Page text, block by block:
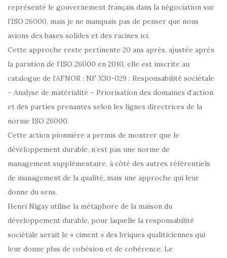
représenté le gouvernement français dans la négociation sur
l’ISO 26000, mais je ne manquais pas de penser que nous
avions des bases solides et des racines ici.
Cette approche reste pertinente 20 ans après, ajustée après
la parution de l’ISO 26000 en 2010, elle est inscrite au
catalogue de l’AFNOR : NF X30-029 : Responsabilité sociétale
– Analyse de matérialité – Priorisation des domaines d’action
et des parties prenantes selon les lignes directrices de la
norme ISO 26000.
Cette action pionnière a permis de montrer que le
développement durable, n’est pas une norme de
management supplémentaire, à côté des autres référentiels
de management de la qualité, mais une approche qui leur
donne du sens.
Henri Nigay utilise la métaphore de la maison du
développement durable, pour laquelle la responsabilité
sociétale serait le « ciment » des briques qualiticiennes qui
leur donne plus de cohésion et de cohérence. Le